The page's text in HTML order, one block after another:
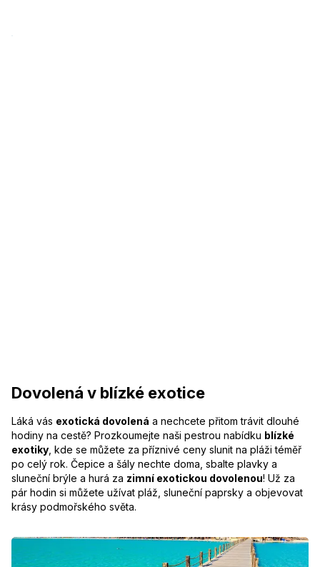
Dovolená v blízké exotice
Láká vás exotická dovolená a nechcete přitom trávit dlouhé
hodiny na cestě? Prozkoumejte naši pestrou nabídku blízké
exotiky , kde se můžete za příznivé ceny slunit na pláži téměř
po celý rok. Čepice a šály nechte doma, sbalte plavky a
sluneční brýle a hurá za zimní exotickou dovolenou! Už za
pár hodin si můžete užívat pláž, sluneční paprsky a objevovat
krásy podmořského světa.